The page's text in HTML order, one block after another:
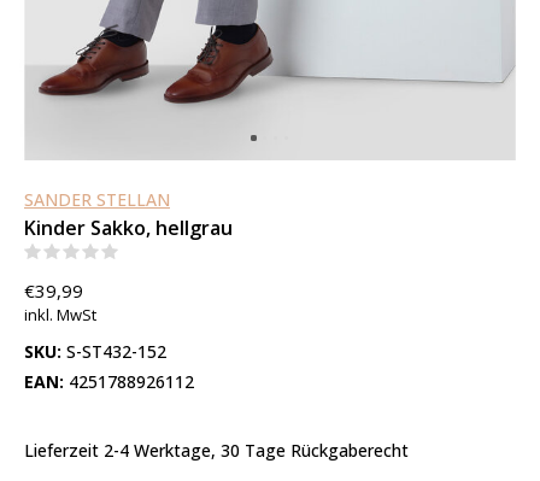
SANDER STELLAN
Kinder Sakko, hellgrau
€39,99
inkl. MwSt
SKU: S-ST432-152
EAN: 4251788926112
Lieferzeit 2-4 Werktage, 30 Tage Rückgaberecht